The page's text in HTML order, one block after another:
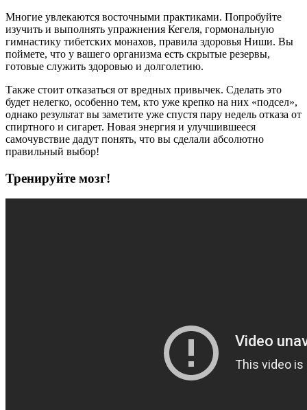
Многие увлекаются восточными практиками. Попробуйте
изучить и выполнять упражнения Кегеля, гормональную
гимнастику тибетских монахов, правила здоровья Ниши. Вы
поймете, что у вашего организма есть скрытые резервы,
готовые служить здоровью и долголетию.
Также стоит отказаться от вредных привычек. Сделать это
будет нелегко, особенно тем, кто уже крепко на них «подсел»,
однако результат вы заметите уже спустя пару недель отказа от
спиртного и сигарет. Новая энергия и улучшившееся
самочувствие дадут понять, что вы сделали абсолютно
правильный выбор!
Тренируйте мозг!